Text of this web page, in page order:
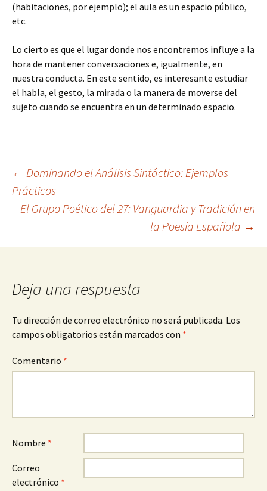
(habitaciones, por ejemplo); el aula es un espacio público,
etc.
Lo cierto es que el lugar donde nos encontremos influye a la
hora de mantener conversaciones e, igualmente, en
nuestra conducta. En este sentido, es interesante estudiar
el habla, el gesto, la mirada o la manera de moverse del
sujeto cuando se encuentra en un determinado espacio.
Navegación
de
entradas
← Dominando el Análisis Sintáctico: Ejemplos
Prácticos
El Grupo Poético del 27: Vanguardia y Tradición en
la Poesía Española →
Deja una respuesta
Tu dirección de correo electrónico no será publicada. Los
campos obligatorios están marcados con *
Comentario *
Nombre *
Correo
electrónico *